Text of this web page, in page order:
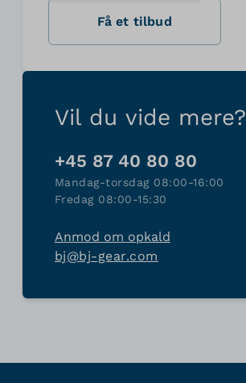
Få et tilbud
Vil du vide mere?
+45 87 40 80 80
Mandag-torsdag 08:00-16:00
Fredag 08:00-15:30
Anmod om opkald
bj@bj-gear.com